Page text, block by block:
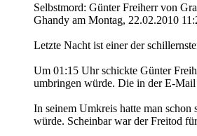
Selbstmord: Günter Freiherr von
Ghandy am Montag, 22.02.2010
Letzte Nacht ist einer der
Um 01:15 Uhr schickte Günter
umbringen würde. Die in der E-
In seinem Umkreis hatte man
würde. Scheinbar war der Freitod